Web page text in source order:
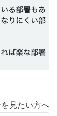
見たい方へ